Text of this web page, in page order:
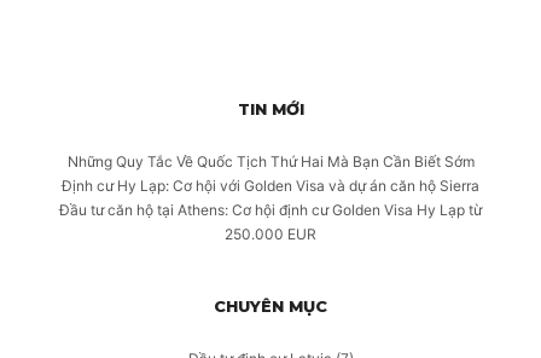
TIN MỚI
Những Quy Tắc Về Quốc Tịch Thứ Hai Mà Bạn Cần Biết Sớm
Định cư Hy Lạp: Cơ hội với Golden Visa và dự án căn hộ Sierra
Đầu tư căn hộ tại Athens: Cơ hội định cư Golden Visa Hy Lạp từ
250.000 EUR
CHUYÊN MỤC